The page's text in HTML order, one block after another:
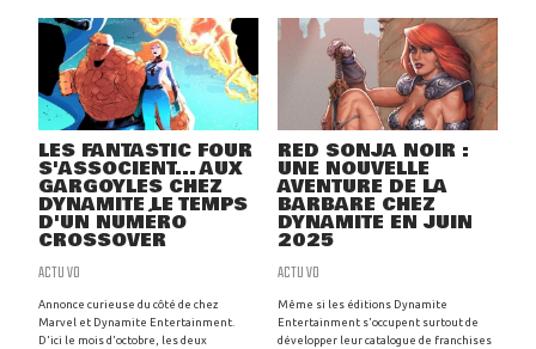
LES FANTASTIC FOUR
S'ASSOCIENT... AUX
GARGOYLES CHEZ
DYNAMITE LE TEMPS
D'UN NUMÉRO
CROSSOVER
ACTU VO
Annonce curieuse du côté de chez
Marvel et Dynamite Entertainment.
D'ici le mois d'octobre, les deux
RED SONJA NOIR :
UNE NOUVELLE
AVENTURE DE LA
BARBARE CHEZ
DYNAMITE EN JUIN
2025
ACTU VO
Même si les éditions Dynamite
Entertainment s'occupent surtout de
développer leur catalogue de franchises